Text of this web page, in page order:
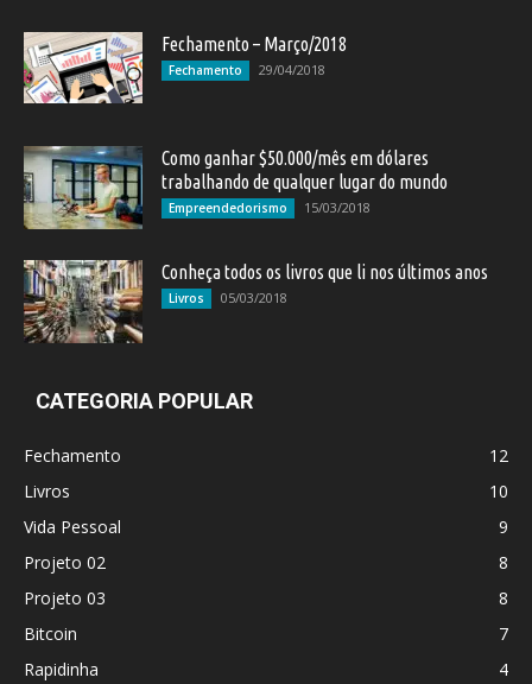
Fechamento – Março/2018
Fechamento 29/04/2018
Como ganhar $50.000/mês em dólares
trabalhando de qualquer lugar do mundo
Empreendedorismo 15/03/2018
Conheça todos os livros que li nos últimos anos
Livros 05/03/2018
CATEGORIA POPULAR
Fechamento
12
Livros
10
Vida Pessoal
9
Projeto 02
8
Projeto 03
8
Bitcoin
7
Rapidinha
4